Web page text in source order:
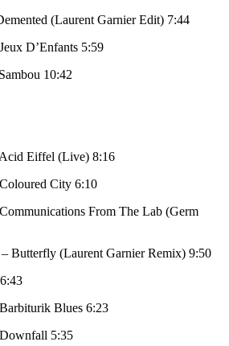
(Laurent Garnier Edit) 7:44
D’Enfants 5:59
10:42
Eiffel (Live) 8:16
City 6:10
From The Lab (Germ
Butterfly (Laurent Garnier Remix) 9:50
Blues 6:23
5:35